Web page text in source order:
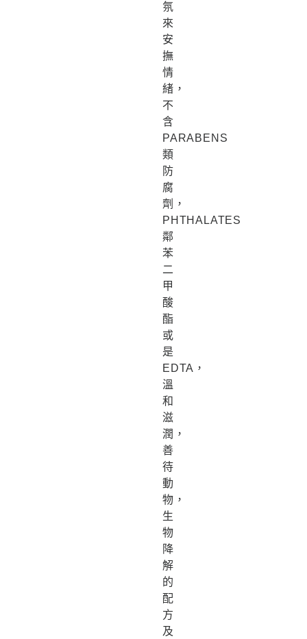
氛
來
安
撫
情
緒，
不
含
PARABENS
類
防
腐
劑，
PHTHALATES
鄰
苯
二
甲
酸
酯
或
是
EDTA，
溫
和
滋
潤，
善
待
動
物，
生
物
降
解
的
配
方
及